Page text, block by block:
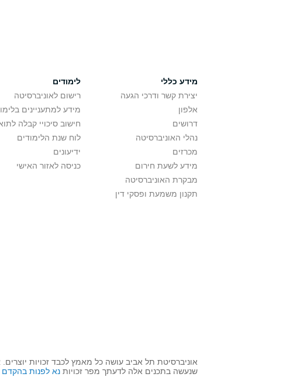
מידע כללי
יצירת קשר ודרכי הגעה
אלפון
דרושים
נהלי האוניברסיטה
מכרזים
מידע לשעת חירום
מבקרת האוניברסיטה
תקנון משמעת ופסקי דין
לימודים
רישום לאוניברסיטה
מידע למתעניינים
חישוב סיכויי קבלה
לוח שנת הלימודים
ידיעונים
כניסה לאזור האישי
אוניברסיטת תל אביב עושה כל מאמץ לכבד זכויות
שנעשה בתכנים אלה לדעתך מפר זכויות נא לפנות